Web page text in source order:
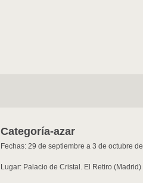
Categoría-azar
Fechas: 29 de septiembre a 3 de octubre
Lugar: Palacio de Cristal. El Retiro (Madrid)